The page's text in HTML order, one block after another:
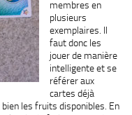
membres en
plusieurs
exemplaires. Il
faut donc les
jouer de manière
intelligente et se
référer aux
cartes déjà
les fruits disponibles. En